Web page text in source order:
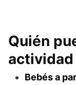
Quién
Bebés a